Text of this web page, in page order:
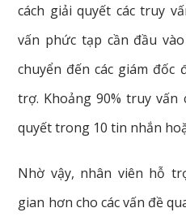
cách giải quyết các truy
vấn phức tạp cần đầu
chuyển đến các giám
trợ. Khoảng 90% truy vấn
quyết trong 10 tin nhắn
Nhờ vậy, nhân viên hỗ
gian hơn cho các vấn đề